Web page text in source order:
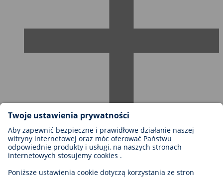
Możliwości kariery w firmie BIOTRONIK
Szczeble kariery
Dlaczego warto z nami pracować?
Aplikacja